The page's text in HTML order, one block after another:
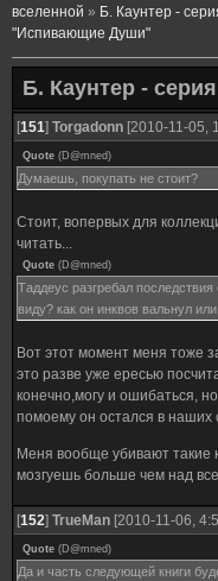
вселенной » Б. Каунтер -
"Испивающие Души"
Б. Каунтер -
[151] Torgadonn [2010-11-05,
Quote (D@mned)
Думаешь, покупать не стоит?
Стоит, вопервых для
читать...
Quote (D@mned)
Таддеус разгребал
виду? как он инквов вальнул
Вот этот момент меня тоже
это разве уже ересью
конечно,могу и ошибаться,
помоему он остался в наших
Меня вообще убивают такие
мозгуешь больше чем над
[152] TrueMan [2010-11-06,
Quote (D@mned)
Да и часть следующей книги